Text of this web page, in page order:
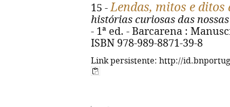
15 -Lendas, mitos e ditos
histórias curiosas das
- 1ª ed. - Barcarena :
ISBN 978-989-8871-39-8
Link persistente: http://